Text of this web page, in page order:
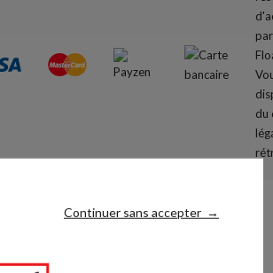
Continuer sans accepter →